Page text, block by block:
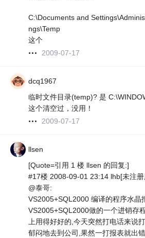
C:\Documents and
ngs\Temp
这个
2009-07-17
dcq1967
临时文件目录(temp)? 是
这个清空过，没用！
2009-07-17
llsen
[Quote=引用 1 楼 llsen 的回复:]
#17楼 2008-09-01 23:14 lhb[未注册
@泰哥:
VS2005+SQL2000 编译的程序水晶
VS2005+SQL2000做的一个进销存
上用得好好的,今天突然打电话来说
郁闷地去到公司,果然一打报表就出